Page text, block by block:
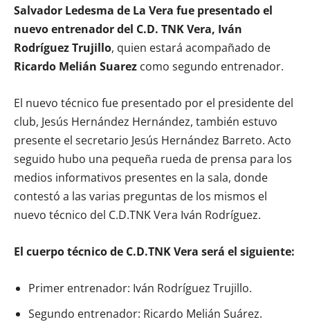
Salvador Ledesma de La Vera fue presentado el
nuevo entrenador del C.D. TNK Vera, Iván
Rodríguez Trujillo, quien estará acompañado de
Ricardo Melián Suarez como segundo entrenador.
El nuevo técnico fue presentado por el presidente del
club, Jesús Hernández Hernández, también estuvo
presente el secretario Jesús Hernández Barreto. Acto
seguido hubo una pequeña rueda de prensa para los
medios informativos presentes en la sala, donde
contestó a las varias preguntas de los mismos el
nuevo técnico del C.D.TNK Vera Iván Rodríguez.
El cuerpo técnico de C.D.TNK Vera será el siguiente:
Primer entrenador: Iván Rodríguez Trujillo.
Segundo entrenador: Ricardo Melián Suárez.